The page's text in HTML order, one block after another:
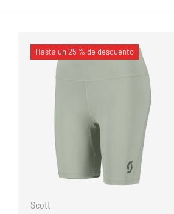
Hasta un 25 % de descuento
Scott